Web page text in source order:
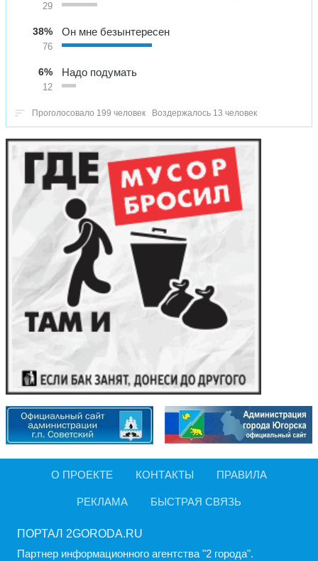
29
38%
76
Он мне безынтересен
6%
12
Надо подумать
Проголосовало 199 человек Воздержалось 13 человек
О ПРОЕКТЕ КОНТАКТЫ ПРАВИЛА
РЕКЛАМА БЫСТРАЯ СВЯЗЬ
ПОРТАЛ 2GORODA.RU
Партнер информационного агентства "2 города".